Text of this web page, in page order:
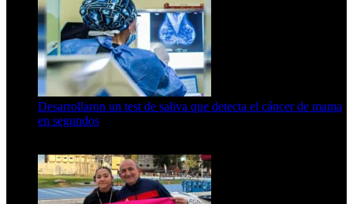
Desarrollaron un test de saliva que detecta el cáncer de mama
en segundos